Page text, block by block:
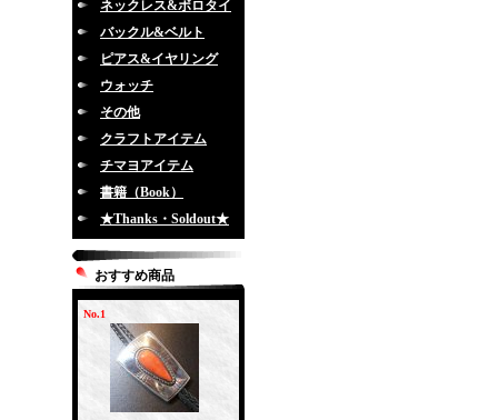
ネックレス&ボロタイ
バックル&ベルト
ピアス&イヤリング
ウォッチ
その他
クラフトアイテム
チマヨアイテム
書籍（Book）
★Thanks・Soldout★
おすすめ商品
No.1